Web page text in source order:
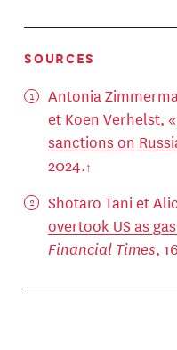
SOURCES
Antonia
et Koen Verhelst, «
sanctions on
2024.
Shotaro Tani et
overtook US as
Financial Times,